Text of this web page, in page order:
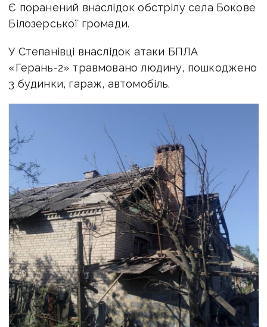
Є поранений внаслідок обстрілу села Бокове
Білозерської громади.
У Степанівці внаслідок атаки БПЛА
«Герань-2» травмовано людину, пошкоджено
3 будинки, гараж, автомобіль.